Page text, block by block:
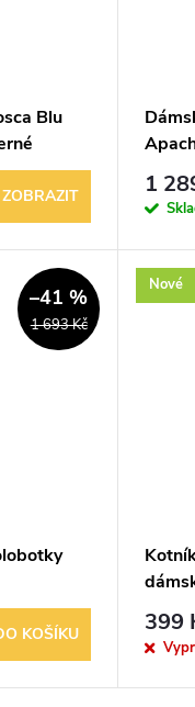
Blu
ZOBRAZIT 1
1 693 Kč
–41 %
KOŠÍKU
Nové
a 37
399